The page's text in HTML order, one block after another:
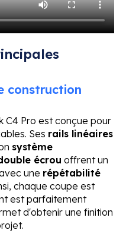
construction
C4 Pro est conçue pour
Ses rails linéaires
système
écrou offrent un
une répétabilité
chaque coupe est
est parfaitement
d'obtenir une finition